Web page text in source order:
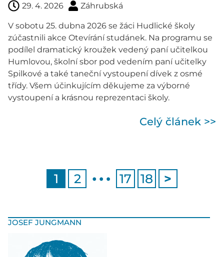
JOSEF JUNGMANN
29. 4. 2026 Záhrubská
V sobotu 25. dubna 2026 se žáci Hudlické školy
zúčastnili akce Otevírání studánek. Na programu se
podílel dramatický kroužek vedený paní učitelkou
Humlovou, školní sbor pod vedením paní učitelky
Spilkové a také taneční vystoupení dívek z osmé
třídy. Všem účinkujícím děkujeme za výborné
vystoupení a krásnou reprezentaci školy.
Celý článek >>
1 2 … 17 18 >